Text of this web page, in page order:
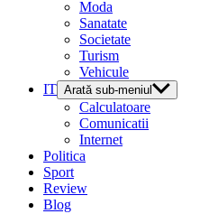
Moda
Sanatate
Societate
Turism
Vehicule
IT Arată sub-meniul
Calculatoare
Comunicatii
Internet
Politica
Sport
Review
Blog